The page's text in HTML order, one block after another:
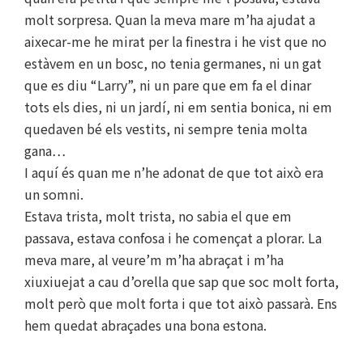
molt sorpresa. Quan la meva mare m’ha ajudat a
aixecar-me he mirat per la finestra i he vist que no
estàvem en un bosc, no tenia germanes, ni un gat
que es diu “Larry”, ni un pare que em fa el dinar
tots els dies, ni un jardí, ni em sentia bonica, ni em
quedaven bé els vestits, ni sempre tenia molta
gana…
I aquí és quan me n’he adonat de que tot això era
un somni.
Estava trista, molt trista, no sabia el que em
passava, estava confosa i he començat a plorar. La
meva mare, al veure’m m’ha abraçat i m’ha
xiuxiuejat a cau d’orella que sap que soc molt forta,
molt però que molt forta i que tot això passarà. Ens
hem quedat abraçades una bona estona.